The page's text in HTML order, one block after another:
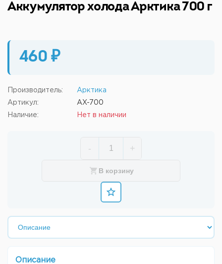
Аккумулятор холода Арктика 700 г
460 ₽
Производитель: Арктика
Артикул: AX-700
Наличие: Нет в наличии
- +
В корзину
Описание